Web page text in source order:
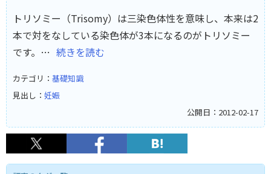
トリソミー（Trisomy）は三染色体性を意味し、本来は2
本で対をなしている染色体が3本になるのがトリソミー
です。… 続きを読む
カテゴリ： 基礎知識
見出し： 妊娠
公開日：2012-02-17